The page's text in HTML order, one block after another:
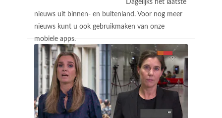
Dagelijks het laatste
nieuws uit binnen- en buitenland. Voor nog meer
nieuws kunt u ook gebruikmaken van onze
mobiele apps.